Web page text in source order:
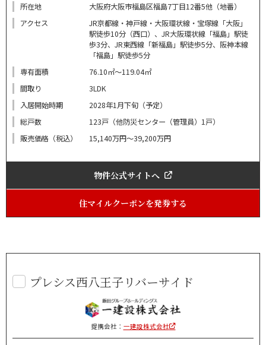
所在地
大阪府大阪市福島区福島7丁目12番5他（地番）
アクセス
JR京都線・神戸線・大阪環状線・宝塚線「大阪」
駅徒歩10分（西口）、JR大阪環状線「福島」駅徒
歩3分、JR東西線「新福島」駅徒歩5分、阪神本線
「福島」駅徒歩5分
専有面積
76.10㎡～119.04㎡
間取り
3LDK
入居開始時期
2028年1月下旬（予定）
総戸数
123戸（他防災センター（管理員）1戸）
販売価格（税込）
15,140万円～39,200万円
物件公式サイトへ
住マイルクーポンを発券する
プレシス西八王子リバーサイド
提携会社： 一建設株式会社